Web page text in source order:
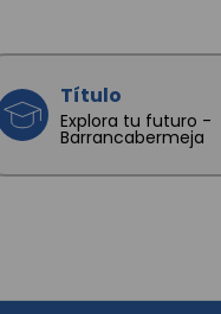
Título
Explora tu futuro -
Barrancabermeja